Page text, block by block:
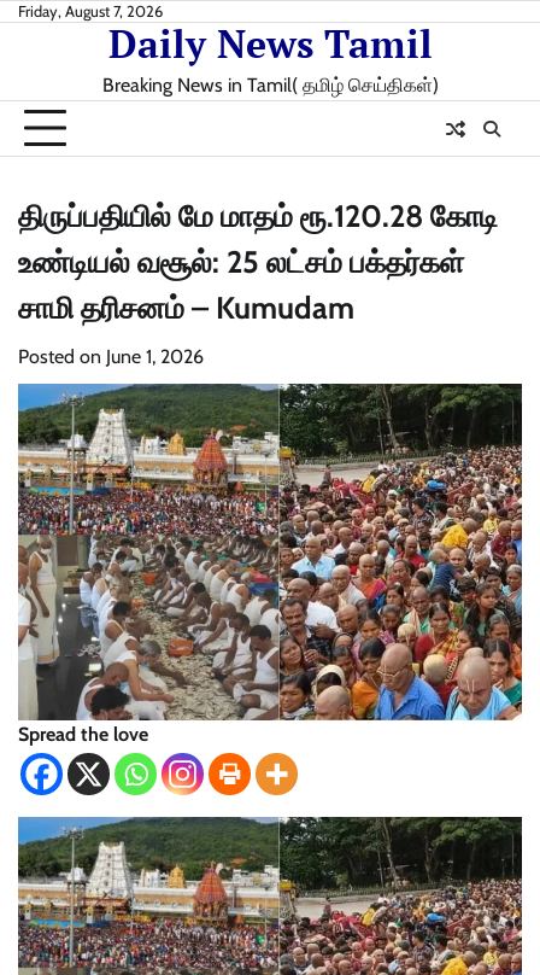
SkipFriday, August 7, 2026
Daily News Tamil
Breaking News in Tamil( தமிழ் செய்திகள்)
திருப்பதியில் மே மாதம் ரூ.120.28 கோடி
உண்டியல் வசூல்: 25 லட்சம் பக்தர்கள்
சாமி தரிசனம் – Kumudam
Posted on June 1, 2026
Spread the love